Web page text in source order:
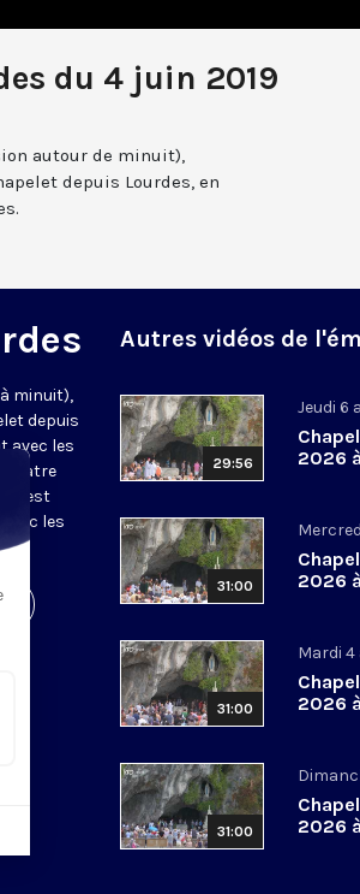
du 4 juin 2019
autour de minuit),
depuis Lourdes, en
minuit),
depuis
avec les
quatre
est
les
Autres vidéos de
29:56
Jeudi 6
2026
31:00
2026
31:00
Mardi
2026
31:00
2026